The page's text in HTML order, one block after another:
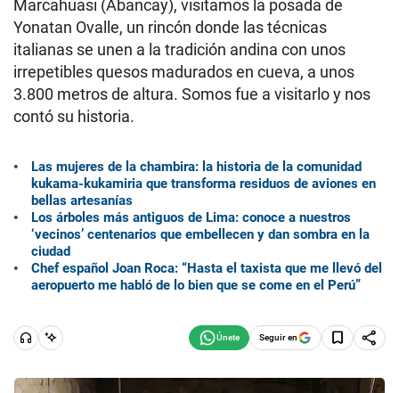
Marcahuasi (Abancay), visitamos la posada de
Yonatan Ovalle, un rincón donde las técnicas
italianas se unen a la tradición andina con unos
irrepetibles quesos madurados en cueva, a unos
3.800 metros de altura. Somos fue a visitarlo y nos
contó su historia.
Las mujeres de la chambira: la historia de la comunidad
kukama-kukamiria que transforma residuos de aviones en
bellas artesanías
Los árboles más antiguos de Lima: conoce a nuestros
‘vecinos’ centenarios que embellecen y dan sombra en la
ciudad
Chef español Joan Roca: “Hasta el taxista que me llevó del
aeropuerto me habló de lo bien que se come en el Perú”
Seguir en